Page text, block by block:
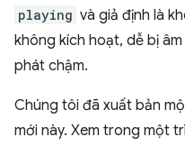
playing và giả định là
không kích hoạt, dễ bị
phát chậm.
Chúng tôi đã xuất bản
mới này. Xem trong một